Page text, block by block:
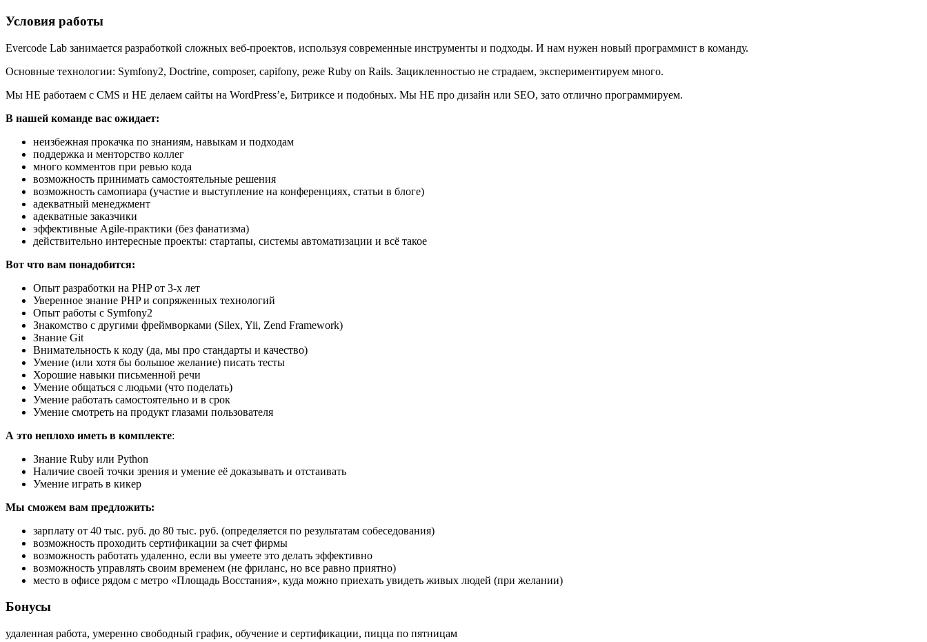
Условия работы
Evercode Lab занимается разработкой сложных веб-проектов, используя современные инструменты и подходы. И нам нужен новый программист в команду.
Основные технологии: Symfony2, Doctrine, composer, capifony, реже Ruby on Rails. Зацикленностью не страдаем, экспериментируем много.
Мы НЕ работаем с CMS и НЕ делаем сайты на WordPress’е, Битриксе и подобных. Мы НЕ про дизайн или SEO, зато отлично программируем.
В нашей команде вас ожидает:
неизбежная прокачка по знаниям, навыкам и подходам
поддержка и менторство коллег
много комментов при ревью кода
возможность принимать самостоятельные решения
возможность самопиара (участие и выступление на конференциях, статьи в блоге)
адекватный менеджмент
адекватные заказчики
эффективные Agile-практики (без фанатизма)
действительно интересные проекты: стартапы, системы автоматизации и всё такое
Вот что вам понадобится:
Опыт разработки на PHP от 3-х лет
Уверенное знание PHP и сопряженных технологий
Опыт работы с Symfony2
Знакомство с другими фреймворками (Silex, Yii, Zend Framework)
Знание Git
Внимательность к коду (да, мы про стандарты и качество)
Умение (или хотя бы большое желание) писать тесты
Хорошие навыки письменной речи
Умение общаться с людьми (что поделать)
Умение работать самостоятельно и в срок
Умение смотреть на продукт глазами пользователя
А это неплохо иметь в комплекте:
Знание Ruby или Python
Наличие своей точки зрения и умение её доказывать и отстаивать
Умение играть в кикер
Мы сможем вам предложить:
зарплату от 40 тыс. руб. до 80 тыс. руб. (определяется по результатам собеседования)
возможность проходить сертификации за счет фирмы
возможность работать удаленно, если вы умеете это делать эффективно
возможность управлять своим временем (не фриланс, но все равно приятно)
место в офисе рядом с метро «Площадь Восстания», куда можно приехать увидеть живых людей (при желании)
Бонусы
удаленная работа, умеренно свободный график, обучение и сертификации, пицца по пятницам